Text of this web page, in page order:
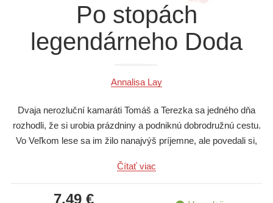
Po stopách
legendárneho Doda
Annalisa Lay
Dvaja nerozluční kamaráti Tomáš a Terezka sa jedného dňa
rozhodli, že si urobia prázdniny a podniknú dobrodružnú cestu.
Vo Veľkom lese sa im žilo nanajvýš príjemne, ale povedali si,
sa na veľkej plachetnici vydali na vzrušujúcu cestu po Južnom
Čítať viac
7,49 €